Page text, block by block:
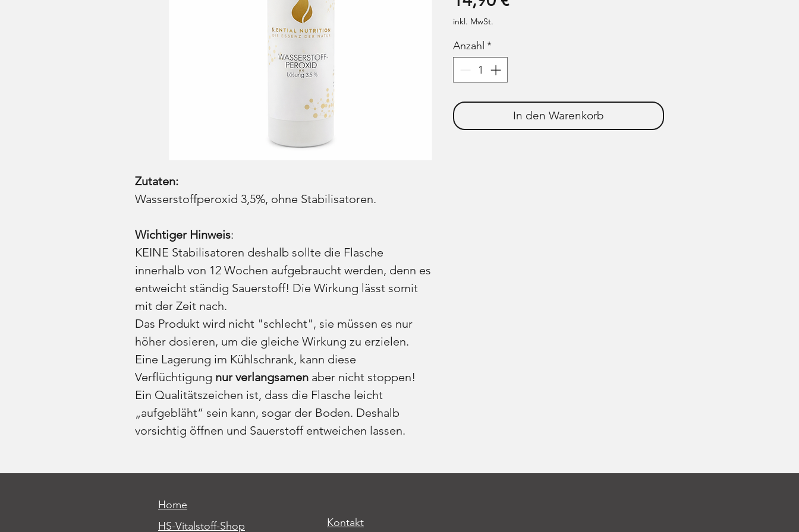
Zutaten:
Wasserstoffperoxid 3,5%, ohne Stabilisatoren.
Wichtiger Hinweis:
KEINE Stabilisatoren deshalb sollte die Flasche
innerhalb von 12 Wochen aufgebraucht werden, denn es
entweicht ständig Sauerstoff! Die Wirkung lässt somit
mit der Zeit nach.
Das Produkt wird nicht "schlecht", sie müssen es nur
höher dosieren, um die gleiche Wirkung zu erzielen.
Eine Lagerung im Kühlschrank, kann diese
Verflüchtigung nur verlangsamen aber nicht stoppen!
Ein Qualitätszeichen ist, dass die Flasche leicht
„aufgebläht“ sein kann, sogar der Boden. Deshalb
vorsichtig öffnen und Sauerstoff entweichen lassen.
inkl. MwSt.
Anzahl *
In den Warenkorb
Home
HS-Vitalstoff-Shop
Kontakt